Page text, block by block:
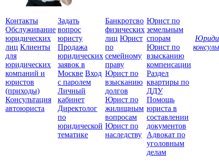
Контакты
Обслуживание
юридических
лиц Клиенты
для
юридических
компаний и
юристов
(приходы)
Консультация
автоюриста
Задать
вопрос
юристу
Продажа
юридических
заявок в
Москве Вход
с паролем
Личный
кабинет
Директолог
по
юридической
тематике
Банкротсво
физических
лиц Юрист
по
семейному
праву
Юрист по
взысканию
долгов
Юрист по
жилищным
вопросам
Юрист по
наследству
Юрист по
земельным
спорам
Юрист по
взысканию
компенсации
Раздел
квартиры по
ДДУ
Помощь
юриста в
составлении
документов
Адвокат по
уголовным
делам